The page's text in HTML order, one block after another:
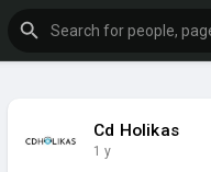
Cd Holikas
1 y